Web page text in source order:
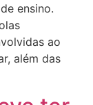
ensino.
ao
além das